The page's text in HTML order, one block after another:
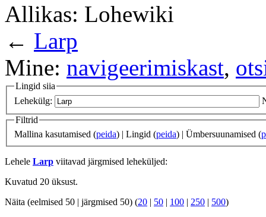
Allikas: Lohewiki
← Larp
Mine: navigeerimiskast,
Lingid siia
Lehekülg:
Filtrid
Mallina kasutamised (peida) | Lingid (peida) | Ümbersuunamised (
Lehele Larp viitavad järgmised leheküljed:
Kuvatud 20 üksust.
Näita (eelmised 50 | järgmised 50) (20 | 50 | 100 | 250 | 500)